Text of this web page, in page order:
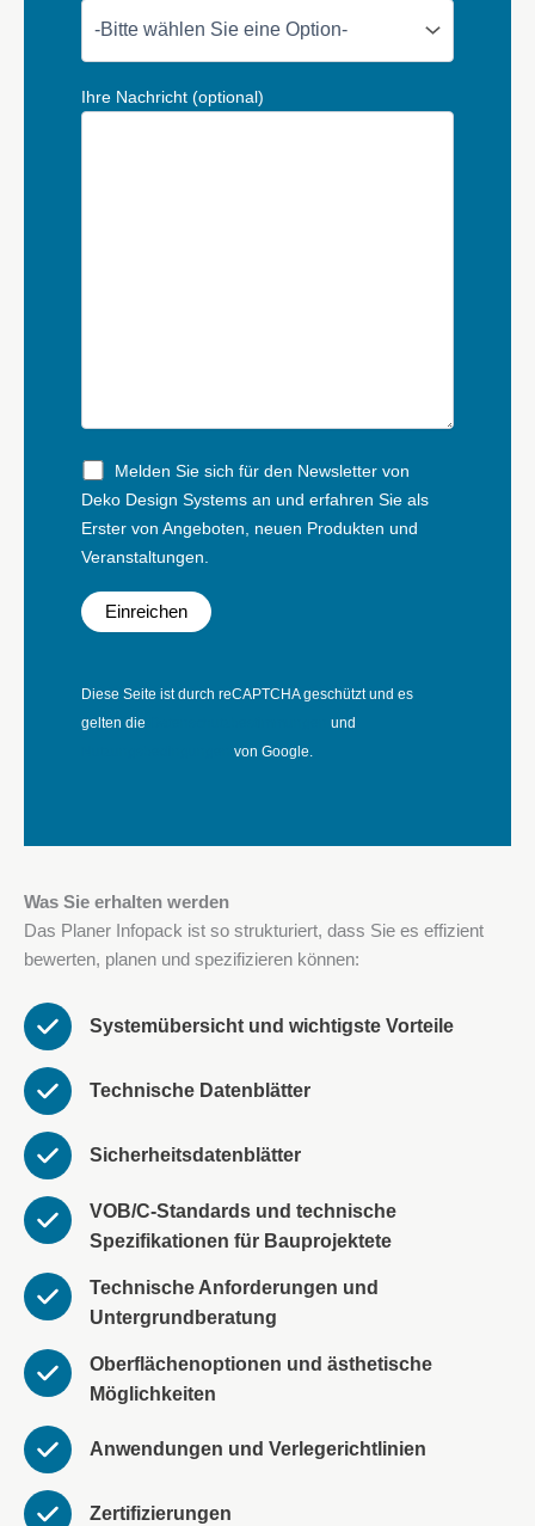
Ihre Nachricht (optional)
Melden Sie sich für den Newsletter von
Deko Design Systems an und erfahren Sie als
Erster von Angeboten, neuen Produkten und
Veranstaltungen.
Diese Seite ist durch reCAPTCHA geschützt und es
gelten die
und
von Google.
Was Sie erhalten werden
Das Planer Infopack ist so strukturiert, dass Sie es effizient
bewerten, planen und spezifizieren können:
Systemübersicht und wichtigste Vorteile
Technische Datenblätter
Sicherheitsdatenblätter
VOB/C-Standards und technische
Spezifikationen für Bauprojektete
Technische Anforderungen und
Untergrundberatung
Oberflächenoptionen und ästhetische
Möglichkeiten
Anwendungen und Verlegerichtlinien
Zertifizierungen